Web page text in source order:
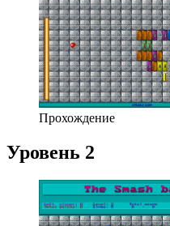
Прохождение
Уровень 2